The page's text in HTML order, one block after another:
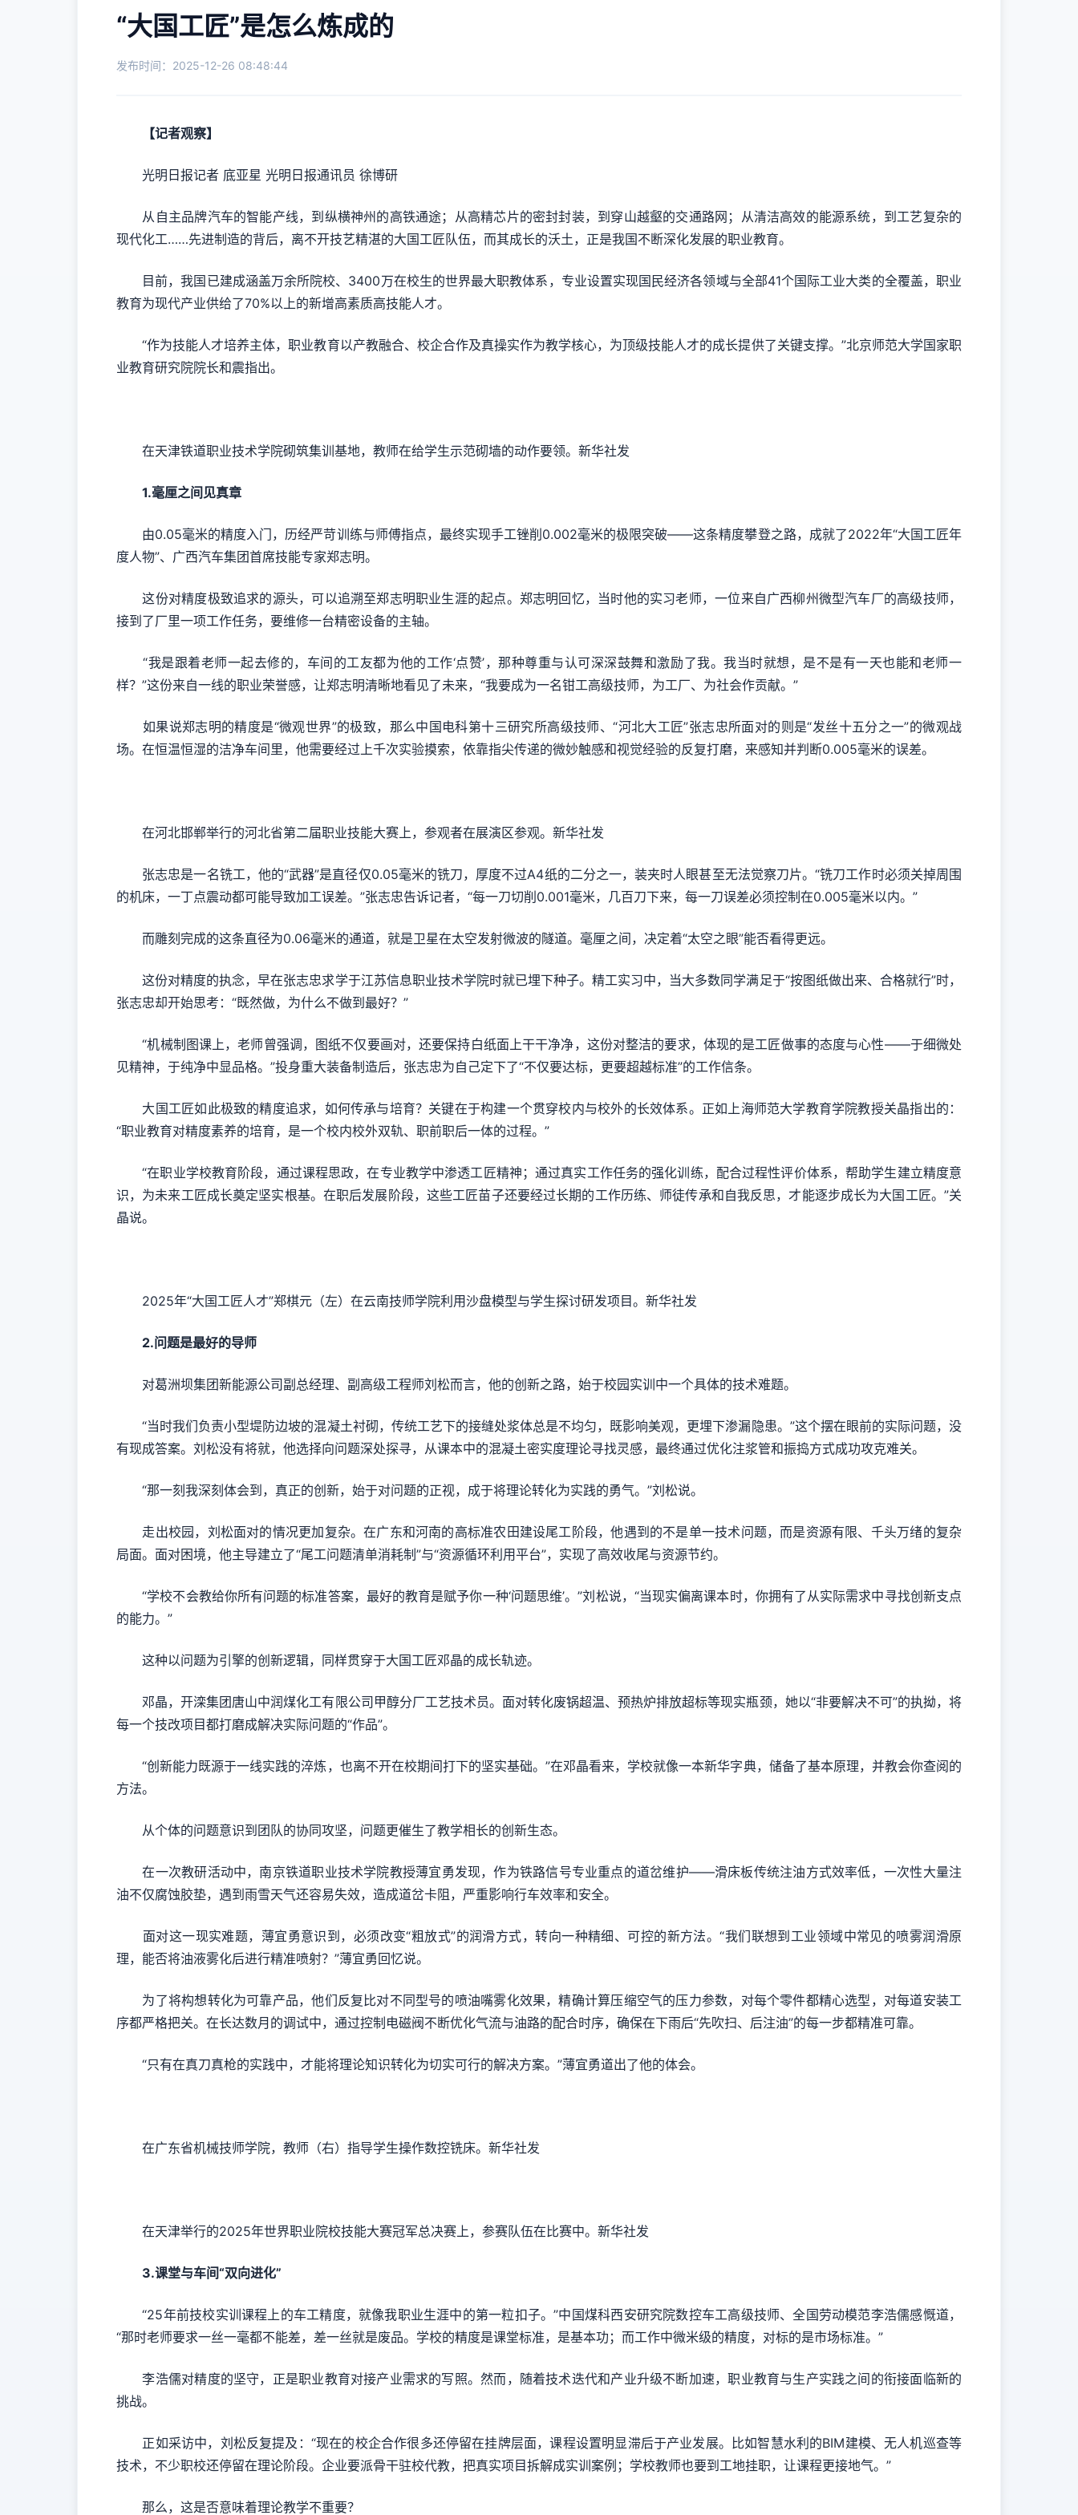
“大国工匠”是怎么炼成的
发布时间：2025-12-26 08:48:44
【记者观察】
光明日报记者 底亚星 光明日报通讯员 徐博研
从自主品牌汽车的智能产线，到纵横神州的高铁通途；从高精芯片的密封封装，到穿山越壑的交通路网；从清洁高效的能源系统，到工艺复杂的
现代化工……先进制造的背后，离不开技艺精湛的大国工匠队伍，而其成长的沃土，正是我国不断深化发展的职业教育。
目前，我国已建成涵盖万余所院校、3400万在校生的世界最大职教体系，专业设置实现国民经济各领域与全部41个国际工业大类的全覆盖，职业
教育为现代产业供给了70%以上的新增高素质高技能人才。
“作为技能人才培养主体，职业教育以产教融合、校企合作及真操实作为教学核心，为顶级技能人才的成长提供了关键支撑。”北京师范大学国家职
业教育研究院院长和震指出。
在天津铁道职业技术学院砌筑集训基地，教师在给学生示范砌墙的动作要领。新华社发
1.毫厘之间见真章
由0.05毫米的精度入门，历经严苛训练与师傅指点，最终实现手工锉削0.002毫米的极限突破——这条精度攀登之路，成就了2022年“大国工匠年
度人物”、广西汽车集团首席技能专家郑志明。
这份对精度极致追求的源头，可以追溯至郑志明职业生涯的起点。郑志明回忆，当时他的实习老师，一位来自广西柳州微型汽车厂的高级技师，
接到了厂里一项工作任务，要维修一台精密设备的主轴。
“我是跟着老师一起去修的，车间的工友都为他的工作‘点赞’，那种尊重与认可深深鼓舞和激励了我。我当时就想，是不是有一天也能和老师一
样？”这份来自一线的职业荣誉感，让郑志明清晰地看见了未来，“我要成为一名钳工高级技师，为工厂、为社会作贡献。”
如果说郑志明的精度是“微观世界”的极致，那么中国电科第十三研究所高级技师、“河北大工匠”张志忠所面对的则是“发丝十五分之一”的微观战
场。在恒温恒湿的洁净车间里，他需要经过上千次实验摸索，依靠指尖传递的微妙触感和视觉经验的反复打磨，来感知并判断0.005毫米的误差。
在河北邯郸举行的河北省第二届职业技能大赛上，参观者在展演区参观。新华社发
张志忠是一名铣工，他的“武器”是直径仅0.05毫米的铣刀，厚度不过A4纸的二分之一，装夹时人眼甚至无法觉察刀片。“铣刀工作时必须关掉周围
的机床，一丁点震动都可能导致加工误差。”张志忠告诉记者，“每一刀切削0.001毫米，几百刀下来，每一刀误差必须控制在0.005毫米以内。”
而雕刻完成的这条直径为0.06毫米的通道，就是卫星在太空发射微波的隧道。毫厘之间，决定着“太空之眼”能否看得更远。
这份对精度的执念，早在张志忠求学于江苏信息职业技术学院时就已埋下种子。精工实习中，当大多数同学满足于“按图纸做出来、合格就行”时，
张志忠却开始思考：“既然做，为什么不做到最好？”
“机械制图课上，老师曾强调，图纸不仅要画对，还要保持白纸面上干干净净，这份对整洁的要求，体现的是工匠做事的态度与心性——于细微处
见精神，于纯净中显品格。”投身重大装备制造后，张志忠为自己定下了“不仅要达标，更要超越标准”的工作信条。
大国工匠如此极致的精度追求，如何传承与培育？关键在于构建一个贯穿校内与校外的长效体系。正如上海师范大学教育学院教授关晶指出的：
“职业教育对精度素养的培育，是一个校内校外双轨、职前职后一体的过程。”
“在职业学校教育阶段，通过课程思政，在专业教学中渗透工匠精神；通过真实工作任务的强化训练，配合过程性评价体系，帮助学生建立精度意
识，为未来工匠成长奠定坚实根基。在职后发展阶段，这些工匠苗子还要经过长期的工作历练、师徒传承和自我反思，才能逐步成长为大国工匠。”关
晶说。
2025年“大国工匠人才”郑棋元（左）在云南技师学院利用沙盘模型与学生探讨研发项目。新华社发
2.问题是最好的导师
对葛洲坝集团新能源公司副总经理、副高级工程师刘松而言，他的创新之路，始于校园实训中一个具体的技术难题。
“当时我们负责小型堤防边坡的混凝土衬砌，传统工艺下的接缝处浆体总是不均匀，既影响美观，更埋下渗漏隐患。”这个摆在眼前的实际问题，没
有现成答案。刘松没有将就，他选择向问题深处探寻，从课本中的混凝土密实度理论寻找灵感，最终通过优化注浆管和振捣方式成功攻克难关。
“那一刻我深刻体会到，真正的创新，始于对问题的正视，成于将理论转化为实践的勇气。”刘松说。
走出校园，刘松面对的情况更加复杂。在广东和河南的高标准农田建设尾工阶段，他遇到的不是单一技术问题，而是资源有限、千头万绪的复杂
局面。面对困境，他主导建立了“尾工问题清单消耗制”与“资源循环利用平台”，实现了高效收尾与资源节约。
“学校不会教给你所有问题的标准答案，最好的教育是赋予你一种‘问题思维’。”刘松说，“当现实偏离课本时，你拥有了从实际需求中寻找创新支点
的能力。”
这种以问题为引擎的创新逻辑，同样贯穿于大国工匠邓晶的成长轨迹。
邓晶，开滦集团唐山中润煤化工有限公司甲醇分厂工艺技术员。面对转化废锅超温、预热炉排放超标等现实瓶颈，她以“非要解决不可”的执拗，将
每一个技改项目都打磨成解决实际问题的“作品”。
“创新能力既源于一线实践的淬炼，也离不开在校期间打下的坚实基础。”在邓晶看来，学校就像一本新华字典，储备了基本原理，并教会你查阅的
方法。
从个体的问题意识到团队的协同攻坚，问题更催生了教学相长的创新生态。
在一次教研活动中，南京铁道职业技术学院教授薄宜勇发现，作为铁路信号专业重点的道岔维护——滑床板传统注油方式效率低，一次性大量注
油不仅腐蚀胶垫，遇到雨雪天气还容易失效，造成道岔卡阻，严重影响行车效率和安全。
面对这一现实难题，薄宜勇意识到，必须改变“粗放式”的润滑方式，转向一种精细、可控的新方法。“我们联想到工业领域中常见的喷雾润滑原
理，能否将油液雾化后进行精准喷射？”薄宜勇回忆说。
为了将构想转化为可靠产品，他们反复比对不同型号的喷油嘴雾化效果，精确计算压缩空气的压力参数，对每个零件都精心选型，对每道安装工
序都严格把关。在长达数月的调试中，通过控制电磁阀不断优化气流与油路的配合时序，确保在下雨后“先吹扫、后注油”的每一步都精准可靠。
“只有在真刀真枪的实践中，才能将理论知识转化为切实可行的解决方案。”薄宜勇道出了他的体会。
在广东省机械技师学院，教师（右）指导学生操作数控铣床。新华社发
在天津举行的2025年世界职业院校技能大赛冠军总决赛上，参赛队伍在比赛中。新华社发
3.课堂与车间“双向进化”
“25年前技校实训课程上的车工精度，就像我职业生涯中的第一粒扣子。”中国煤科西安研究院数控车工高级技师、全国劳动模范李浩儒感慨道，
“那时老师要求一丝一毫都不能差，差一丝就是废品。学校的精度是课堂标准，是基本功；而工作中微米级的精度，对标的是市场标准。”
李浩儒对精度的坚守，正是职业教育对接产业需求的写照。然而，随着技术迭代和产业升级不断加速，职业教育与生产实践之间的衔接面临新的
挑战。
正如采访中，刘松反复提及：“现在的校企合作很多还停留在挂牌层面，课程设置明显滞后于产业发展。比如智慧水利的BIM建模、无人机巡查等
技术，不少职校还停留在理论阶段。企业要派骨干驻校代教，把真实项目拆解成实训案例；学校教师也要到工地挂职，让课程更接地气。”
那么，这是否意味着理论教学不重要？